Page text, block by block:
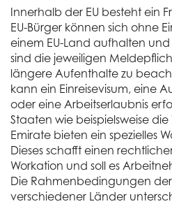
Innerhalb der EU besteht ein
EU-Bürger können sich ohne
einem EU-Land aufhalten
sind die jeweiligen
längere Aufenthalte zu
kann ein Einreisevisum, eine
oder eine Arbeitserlaubnis
Staaten wie beispielsweise
Emirate bieten ein spezielles
Dieses schafft einen
Workation und soll es
Die Rahmenbedingungen der
verschiedener Länder